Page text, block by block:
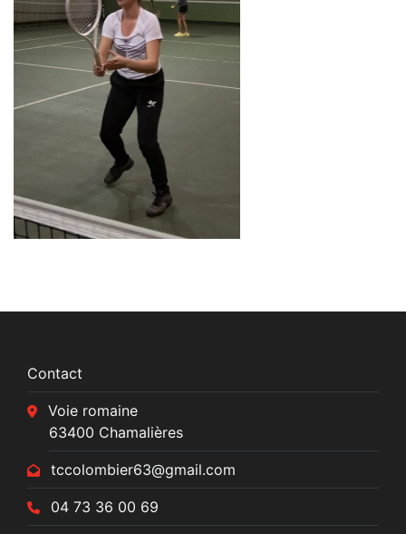
Contact
Voie romaine
63400 Chamalières
tccolombier63@gmail.com
04 73 36 00 69